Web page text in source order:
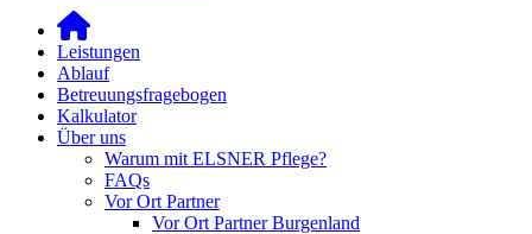
Leistungen
Ablauf
Betreuungsfragebogen
Kalkulator
Über uns
Warum mit ELSNER Pflege?
FAQs
Vor Ort Partner
Vor Ort Partner Burgenland